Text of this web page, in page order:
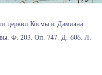
церкви Космы и Дамиана
Ф. 203. Оп. 747. Д. 606. Л.